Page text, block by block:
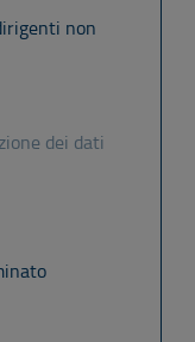
non
dei dati